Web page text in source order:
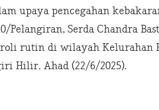
upaya pencegahan
Pelangiran, Serda Chandra
rutin di wilayah Kelurahan
Hilir. Ahad (22/6/2025).